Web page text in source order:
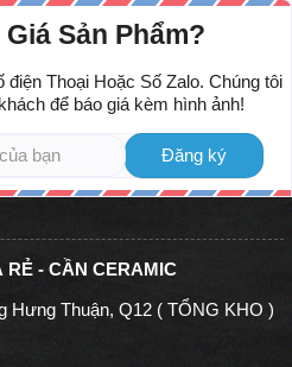
Sản Phẩm?
Thoại Hoặc Số Zalo. Chúng tôi
để báo giá kèm hình ảnh!
Đăng ký
RẺ - CẦN CERAMIC
Hưng Thuận, Q12 ( TỔNG KHO )